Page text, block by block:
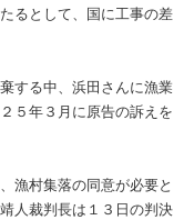
るとして、国に工事の差
する中、浜田さんに漁業
５年３月に原告の訴えを
漁村集落の同意が必要と
人裁判長は１３日の判決